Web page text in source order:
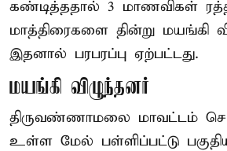
கண்டித்ததால் 3 மாணவிகள்
மாத்திரைகளை தின்று மயங்கி
இதனால் பரபரப்பு ஏற்பட்டது.
மயங்கி விழுந்தனர்
திருவண்ணாமலை மாவட்டம்
உள்ள மேல் பள்ளிப்பட்டு